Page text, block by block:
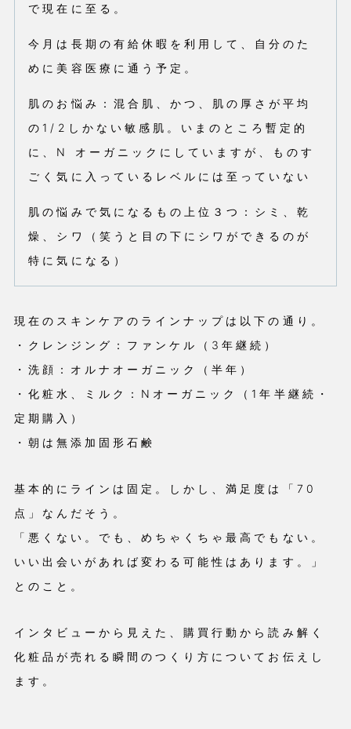
で現在に至る。
今月は長期の有給休暇を利用して、自分のた
めに美容医療に通う予定。
肌のお悩み：混合肌、かつ、肌の厚さが平均
の1/2しかない敏感肌。いまのところ暫定的
に、N オーガニックにしていますが、ものす
ごく気に入っているレベルには至っていない
肌の悩みで気になるもの上位３つ：シミ、乾
燥、シワ（笑うと目の下にシワができるのが
特に気になる）
現在のスキンケアのラインナップは以下の通り。
・クレンジング：ファンケル（3年継続）
・洗顔：オルナオーガニック（半年）
・化粧水、ミルク：Nオーガニック（1年半継続・
定期購入）
・朝は無添加固形石鹸
基本的にラインは固定。しかし、満足度は「70
点」なんだそう。
「悪くない。でも、めちゃくちゃ最高でもない。
いい出会いがあれば変わる可能性はあります。」
とのこと。
インタビューから見えた、購買行動から読み解く
化粧品が売れる瞬間のつくり方についてお伝えし
ます。